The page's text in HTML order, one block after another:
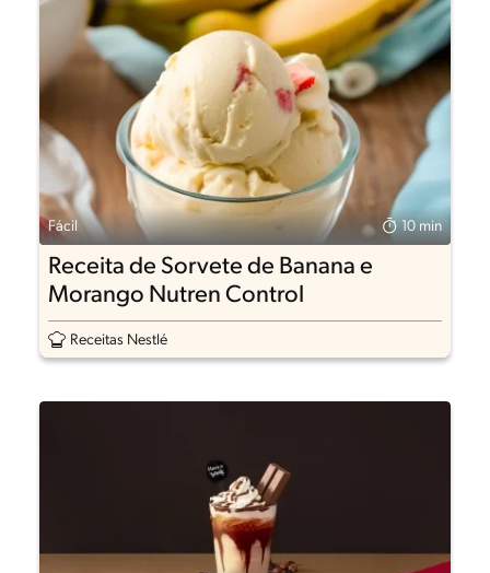
Fácil 10 min
Receita de Sorvete de Banana e
Morango Nutren Control
Receitas Nestlé